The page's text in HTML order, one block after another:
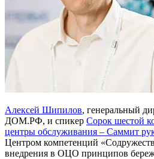
Алексей Шипилов, генеральный
ДОМ.РФ, и спикер Сорок шестой
центры обслуживания – Саммит
Центром компетенций
внедрения в ОЦО принципов